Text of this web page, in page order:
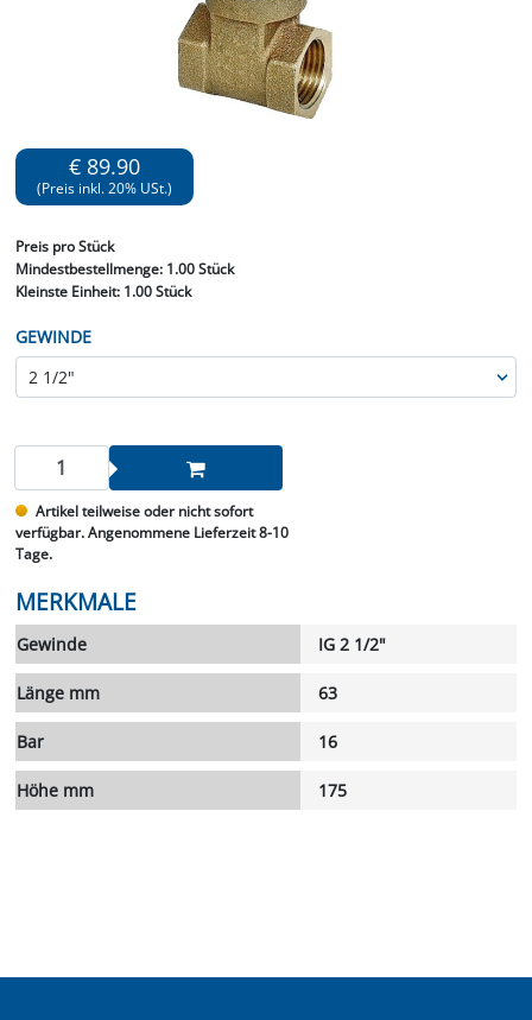
€ 89.90
(Preis inkl. 20% USt.)
Preis pro Stück
Mindestbestellmenge: 1.00 Stück
Kleinste Einheit:1.00 Stück
GEWINDE
Artikel teilweise oder nicht sofort
verfügbar. Angenommene Lieferzeit 8-10
Tage.
MERKMALE
Gewinde IG 2 1/2"
Länge mm 63
Bar 16
Höhe mm 175